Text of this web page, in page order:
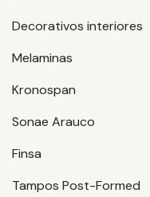
Decorativos interiores
Melaminas
Kronospan
Sonae Arauco
Finsa
Tampos Post-Formed